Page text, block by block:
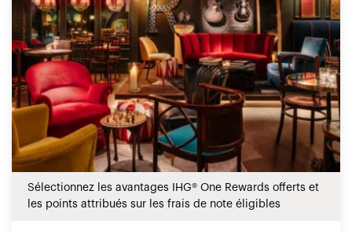
Sélectionnez les avantages IHG® One Rewards offerts et
les points attribués sur les frais de note éligibles